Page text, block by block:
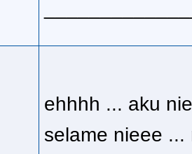
ehhhh ... aku
selame nieee